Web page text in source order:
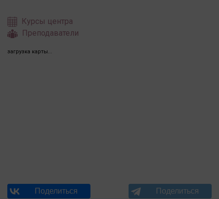
Курсы центра
Преподаватели
загрузка карты...